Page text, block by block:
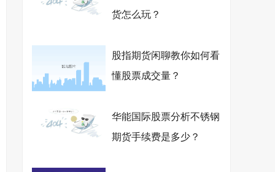
货怎么玩？
股指期货闲聊教你如何看
懂股票成交量？
华能国际股票分析不锈钢
期货手续费是多少？